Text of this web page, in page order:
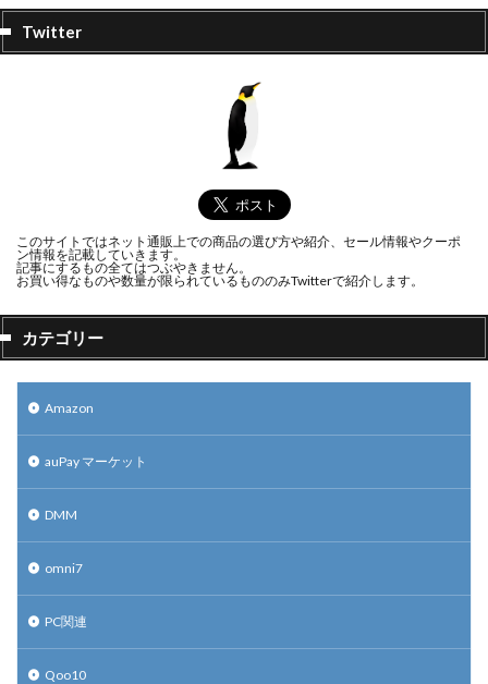
Twitter
このサイトではネット通販上での商品の選び方や紹介、セール情報やクーポ
ン情報を記載していきます。
記事にするもの全てはつぶやきません。
お買い得なものや数量が限られているもののみTwitterで紹介します。
カテゴリー
Amazon
auPay マーケット
DMM
omni7
PC関連
Qoo10